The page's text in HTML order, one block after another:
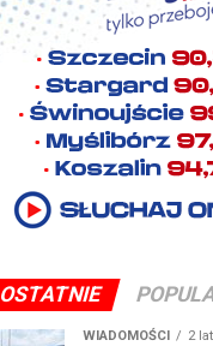
OSTATNIE
WIADOMOŚCI 2